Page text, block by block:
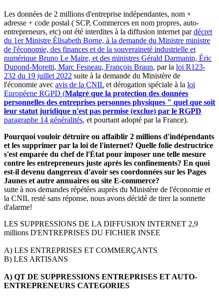
Les données de 2 millions d'entreprise indépendantes, nom +
adresse + code postal ( SCP, Commerces en nom propres, auto-
entrepreneurs, etc) ont été interdites à la diffusion internet pardécret
du 1er Ministre Élisabeth Borne, à la demande du Ministre ministre
de l'économie, des finances et de la souveraineté industrielle et
numérique Bruno Le Maire, et des ministres Gérald Darmanin, Éric
Dupond-Moretti, Marc Fesneau, François Braun, par la loi R123-
232 du 19 juillet 2022 suite à la demande du Ministère de
l'économie avec avis de la CNIL et dérogation spéciale à la loi
Européene RGPD (Malgré que la protection des données
personnelles des entreprises personnes physiques " quel que soit
leur statut juridique n'est pas permise (exclue) par le RGPD
paragraphe 14 généralités, et pourtant adopté par la France).
Pourquoi vouloir détruire ou affaiblir 2 millions d'indépendants
et les supprimer par la loi de l'internet? Quelle folie destructrice
s'est emparée du chef de l'État pour imposer une telle mesure
contre les entrepreneurs juste après les confinements? En quoi
est-il devenu dangereux d'avoir ses coordonnées sur les Pages
Jaunes et autre annuaires ou site E-commerce?
suite à nos demandes répétées auprès du Ministère de l'économie et
la CNIL resté sans réponse, nous avons décidé de tirer la sonnette
d'alarme!
LES SUPPRESSIONS DE LA DIFFUSION INTERNET 2,9
millions D'ENTREPRISES DU FICHIER INSEE
A) LES ENTREPRISES ET COMMERÇANTS
B) LES ARTISANS
A) QT DE SUPPRESSIONS ENTREPRISES ET AUTO-
ENTREPRENEURS CATEGORIES